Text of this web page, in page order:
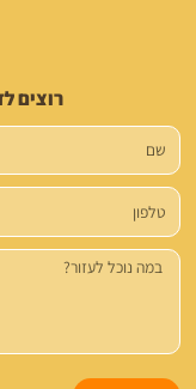
רוצים
שם
טלפון
הודעה